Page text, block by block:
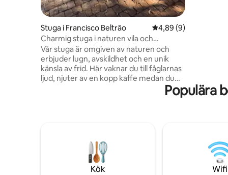
Stuga i Francisco Beltrão 4,89 av 5 i
4,89 (9)
Charmig stuga i naturen vila och
samhörighet
Vår stuga är omgiven av naturen och
erbjuder lugn, avskildhet och en unik
känsla av frid. Här vaknar du till fåglarnas
ljud, njuter av en kopp kaffe medan du
beundrar utsikten och upplever enkla
men oförglömliga stunder. Boendet är
• Direkt kontakt med naturen • Bekvämt
och mysigt boende • Perfekt för
avkoppling och för att komma bort från
Populära
Kök Wifi